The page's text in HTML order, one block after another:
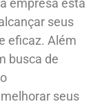
empresa está
seus
eficaz. Além
busca de
seus